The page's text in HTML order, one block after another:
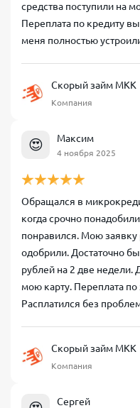
средства поступили на
Переплата по кредиту
меня полностью
Скорый займ МКК
Компания
😍 Максим
4 ноября 2025
Обращался в
когда срочно
понравился. Мою заявку
одобрили. Достаточно
рублей на 2 две недели.
мою карту. Переплата
Расплатился без
Скорый займ МКК
Компания
Сергей